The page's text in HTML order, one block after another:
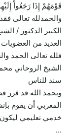
قَوْمَهُمْ إِذَا رَجَعُواْ
والحمدلله تعالى
الكبير الدكتور /
العديد من
فلله تعالى الحمد
الشيخ الروحاني
سند للناس
وبحمد الله قد قرر
المغربي أن يقوم
خدمي تعليمي ليكون
…